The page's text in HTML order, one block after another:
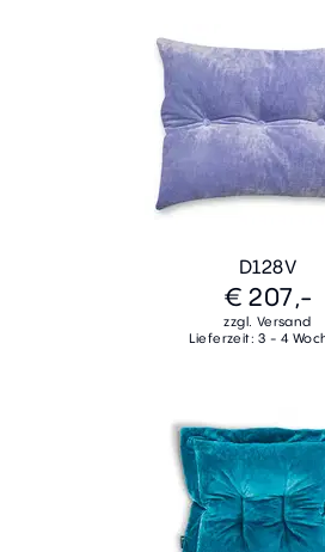
D128V
€ 207,-
zzgl. Versand
Lieferzeit: 3 - 4